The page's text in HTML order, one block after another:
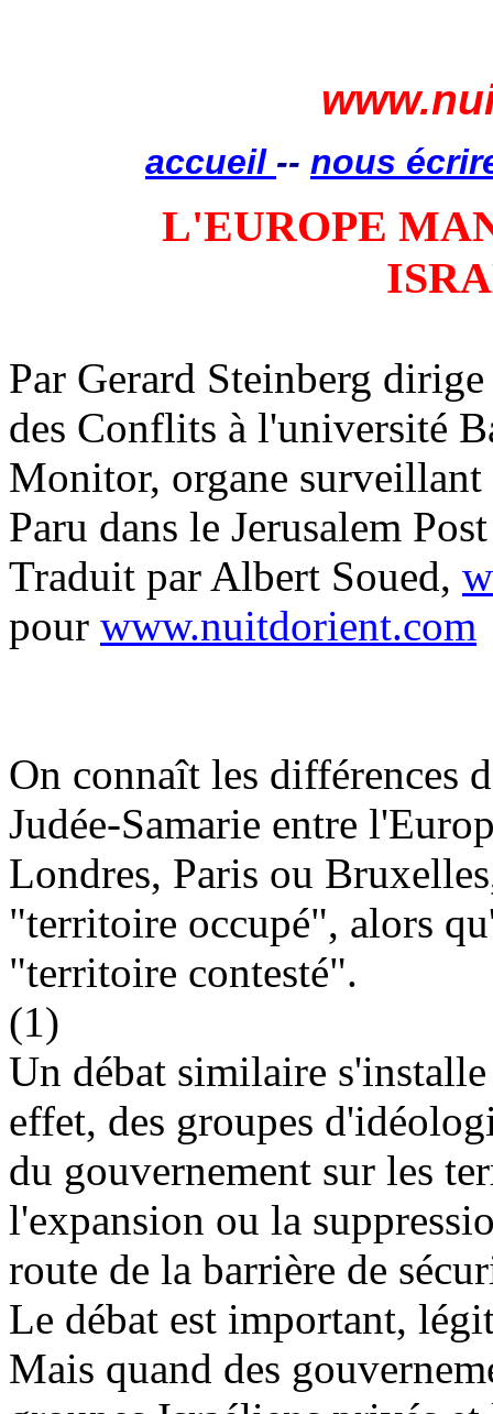
accueil -- nous
L'EUROPE
Par Gerard Steinberg
des Conflits à l'université
Monitor, organe surveillant
Paru dans le Jerusalem
Traduit par Albert Soued,
pour www.nuitdorient.com
On connaît les différences
Judée-Samarie entre
Londres, Paris ou
"territoire occupé", alors
"territoire contesté".
(1)
Un débat similaire
effet, des groupes
du gouvernement sur les
l'expansion ou la
route de la barrière de
Le débat est important,
Mais quand des